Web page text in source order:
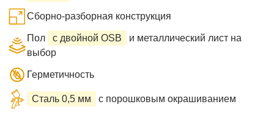
Сборно-разборная конструкция
Пол с двойной OSB
и металлический лист на
выбор
Герметичность
Сталь 0,5 мм с порошковым окрашиванием